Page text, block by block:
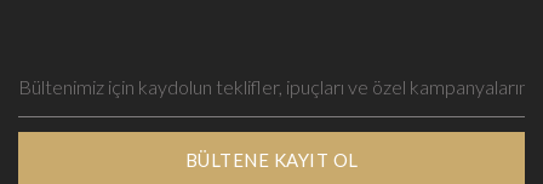
BÜLTENE KAYIT OL